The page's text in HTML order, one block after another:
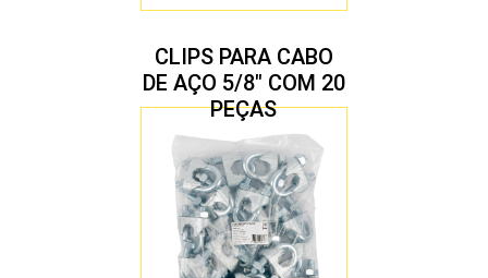
CLIPS PARA CABO
DE AÇO 5/8″ COM 20
PEÇAS